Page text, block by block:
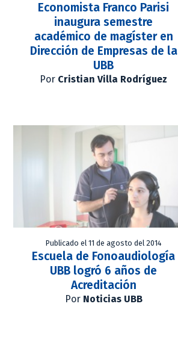
Economista Franco Parisi
inaugura semestre
académico de magíster en
Dirección de Empresas de la
UBB
Por Cristian Villa Rodríguez
Publicado el 11 de agosto del 2014
Escuela de Fonoaudiología
UBB logró 6 años de
Acreditación
Por Noticias UBB